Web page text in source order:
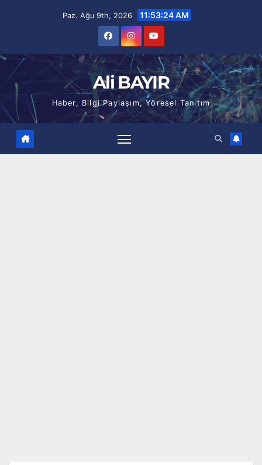
Paz. Ağu 9th, 2026 11:53:25 AM
Ali BAYIR
Haber, Bilgi Paylaşım, Yöresel Tanıtım